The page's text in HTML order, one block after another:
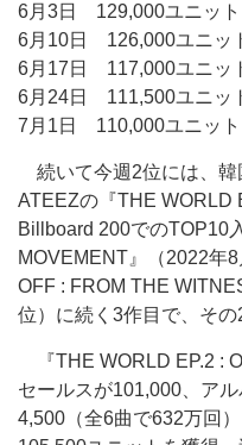
6月3日 129,000ユニット
6月10日 126,000ユニッ
6月17日 117,000ユニッ
6月24日 111,500ユニッ
7月1日 110,000ユニット
続いて今週2位には、韓
ATEEZの『THE WORLD
Billboard 200でのTOP10
MOVEMENT』（2022年
OFF : FROM THE
位）に続く3作目で、その
『THE WORLD EP.2 :
セールスが101,000、ア
4,500（全6曲で632万回